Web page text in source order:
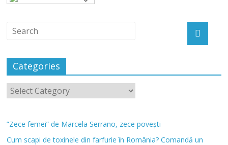
Categories
”Zece femei” de Marcela Serrano, zece povești
Cum scapi de toxinele din farfurie în România? Comandă un